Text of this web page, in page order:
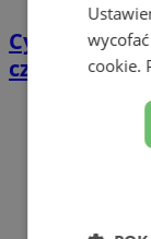
Cyfrowy
czujnikicookie.